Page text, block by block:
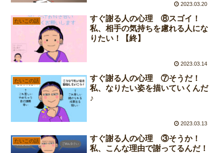
2023.03.20
たいこの話
すぐ謝る人の心理 ⑧スゴイ！
私、相手の気持ちを慮れる人にな
りたい！【終】
2023.03.14
たいこの話
すぐ謝る人の心理 ⑦そうだ！
私、なりたい姿を描いていくんだ
♪
2023.03.13
たいこの話
すぐ謝る人の心理 ③そうか！
私、こんな理由で謝ってるんだ！